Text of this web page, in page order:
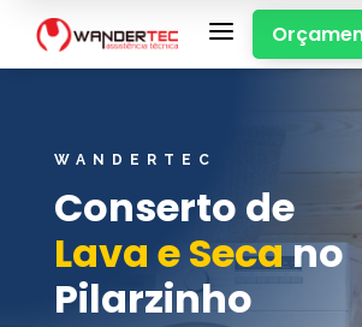
a
WANDERTEC
Conserto de
Lava e Secano
Pilarzinho